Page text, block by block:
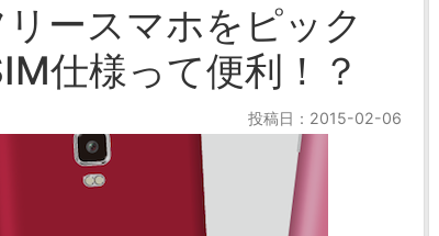
ースマホをピック
仕様って便利！？
投稿日：2015-02-06